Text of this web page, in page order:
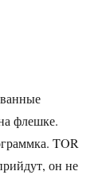
флешке.
TOR
он не